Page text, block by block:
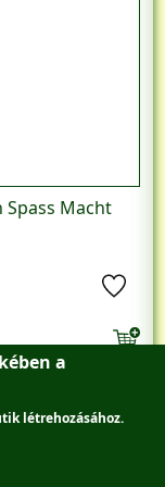
Spass Macht
a
létrehozásához.